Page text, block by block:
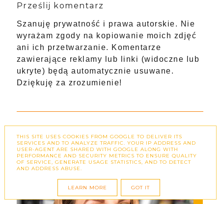
Prześlij komentarz
Szanuję prywatność i prawa autorskie. Nie
wyrażam zgody na kopiowanie moich zdjęć
ani ich przetwarzanie. Komentarze
zawierające reklamy lub linki (widoczne lub
ukryte) będą automatycznie usuwane.
Dziękuję za zrozumienie!
THIS SITE USES COOKIES FROM GOOGLE TO DELIVER ITS
SERVICES AND TO ANALYZE TRAFFIC. YOUR IP ADDRESS AND
USER-AGENT ARE SHARED WITH GOOGLE ALONG WITH
PERFORMANCE AND SECURITY METRICS TO ENSURE QUALITY
OF SERVICE, GENERATE USAGE STATISTICS, AND TO DETECT
AND ADDRESS ABUSE.
LEARN MORE GOT IT